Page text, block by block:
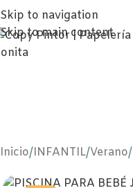
Skip to navigation
Skip to main content
Inicio/INFANTIL/Verano/